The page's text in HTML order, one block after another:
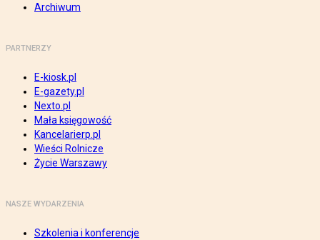
Archiwum
PARTNERZY
E-kiosk.pl
E-gazety.pl
Nexto.pl
Mała księgowość
Kancelarierp.pl
Wieści Rolnicze
Życie Warszawy
NASZE WYDARZENIA
Szkolenia i konferencje